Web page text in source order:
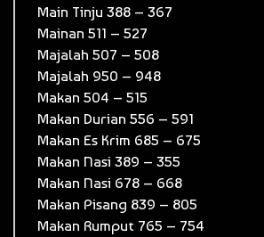
Main Tinju 388 – 367
Mainan 511 – 527
Majalah 507 – 508
Majalah 950 – 948
Makan 504 – 515
Makan Durian 556 – 591
Makan Es Krim 685 – 675
Makan Nasi 389 – 355
Makan Nasi 678 – 668
Makan Pisang 839 – 805
Makan Rumput 765 – 754